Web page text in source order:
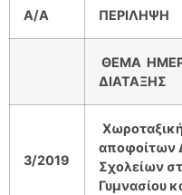
Α/Α ΠΕΡΙΛΗΨΗ
ΘΕΜΑ
ΔΙΑΤΑΞΗΣ
3/2019
αποφοίτων
Σχολείων
Γυμνασίου